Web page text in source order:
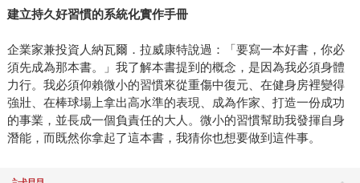
建立持久好習慣的系統化實作手冊
企業家兼投資人納瓦爾．拉威康特說過：「要寫一本好書，你必
須先成為那本書。」我了解本書提到的概念，是因為我必須身體
力行。我必須仰賴微小的習慣來從重傷中復元、在健身房裡變得
強壯、在棒球場上拿出高水準的表現、成為作家、打造一份成功
的事業，並長成一個負責任的大人。微小的習慣幫助我發揮自身
潛能，而既然你拿起了這本書，我猜你也想要做到這件事。